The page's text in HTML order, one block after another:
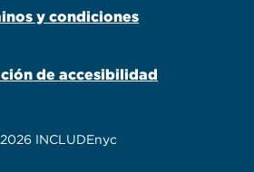
INCLUDEnyc
y condiciones
de accesibilidad